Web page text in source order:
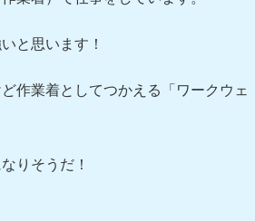
と思います！
作業着としてつかえる「ワークウェ
りそうだ！